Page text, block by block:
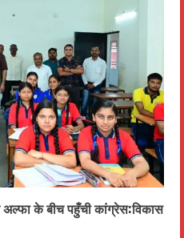
अल्फा के बीच पहुँची कांग्रेस:विकास